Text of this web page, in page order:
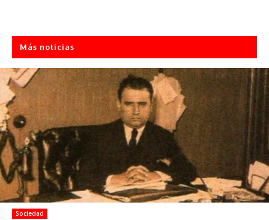
Más noticias
Sociedad